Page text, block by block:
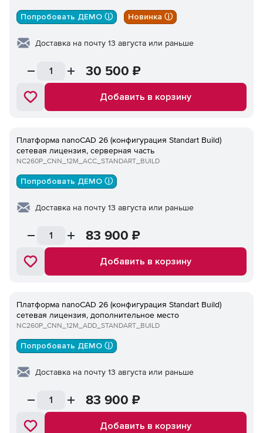
Попробовать ДЕМО ⓘ Новинка ⓘ
Доставка на почту 13 августа или раньше
30 500 ₽
Добавить в корзину
Платформа nanoCAD 26 (конфигурация Standart Build)
сетевая лицензия, серверная часть
NC260P_CNN_12M_ACC_STANDART_BUILD
Попробовать ДЕМО ⓘ
Доставка на почту 13 августа или раньше
83 900 ₽
Добавить в корзину
Платформа nanoCAD 26 (конфигурация Standart Build)
сетевая лицензия, дополнительное место
NC260P_CNN_12M_ADD_STANDART_BUILD
Попробовать ДЕМО ⓘ
Доставка на почту 13 августа или раньше
83 900 ₽
Добавить в корзину